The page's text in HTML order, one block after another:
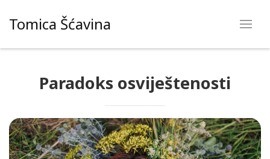
Tomica Šćavina
Paradoks osviještenosti